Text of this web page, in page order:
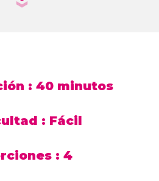
: 40 minutos
: Fácil
: 4